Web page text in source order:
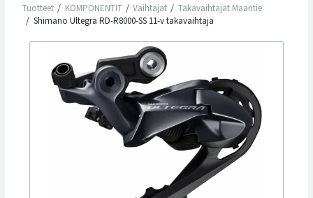
Tuotteet KOMPONENTIT Vaihtajat
Takavaihtajat Maantie
Shimano Ultegra RD-R8000-SS 11-v takavaihtaja